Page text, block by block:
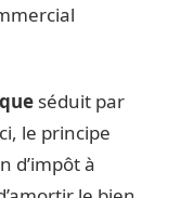
séduit par
le principe
d’impôt à